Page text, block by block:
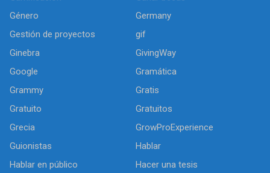
Género
Germany
Gestión de proyectos
gif
Ginebra
GivingWay
Google
Gramática
Grammy
Gratis
Gratuito
Gratuitos
Grecia
GrowProExperience
Guionistas
Hablar
Hablar en público
Hacer una tesis